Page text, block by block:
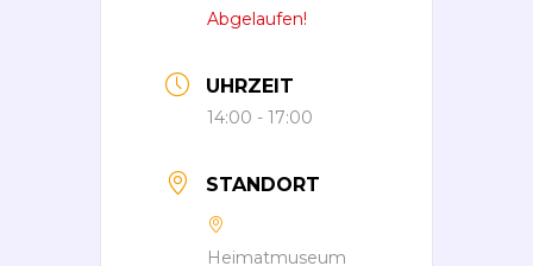
Abgelaufen!
UHRZEIT
14:00 - 17:00
STANDORT
Heimatmuseum